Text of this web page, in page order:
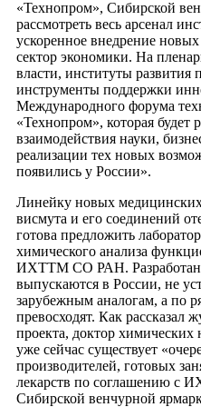
«Технопром», Сибирской
рассмотреть весь арсенал
ускоренное внедрение
сектор экономики. На
власти, институты развития
инструменты поддержки
Международного форума
«Технопром», которая будет
взаимодействия науки,
реализации тех новых
появились у России».
Линейку новых
висмута и его соединений
готова предложить
химического анализа
ИХТТМ СО РАН.
выпускаются в России, не
зарубежным аналогам, а по
превосходят. Как рассказал
проекта, доктор
уже сейчас существует
производителей, готовых
лекарств по соглашению с
Сибирской венчурной